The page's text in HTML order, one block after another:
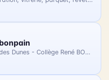
réalisées
mâts Duchesse
Institution Notre Dame des Dunes - Collège René BONPAIN